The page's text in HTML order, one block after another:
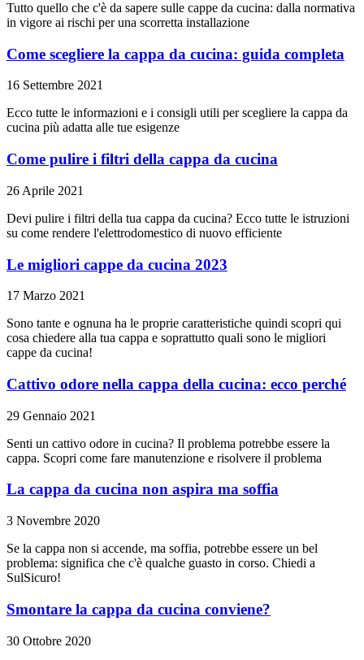
Tutto quello che c'è da sapere sulle cappe da cucina: dalla normativa
in vigore ai rischi per una scorretta installazione
Come scegliere la cappa da cucina: guida completa
16 Settembre 2021
Ecco tutte le informazioni e i consigli utili per scegliere la cappa da
cucina più adatta alle tue esigenze
Come pulire i filtri della cappa da cucina
26 Aprile 2021
Devi pulire i filtri della tua cappa da cucina? Ecco tutte le istruzioni
su come rendere l'elettrodomestico di nuovo efficiente
Le migliori cappe da cucina 2023
17 Marzo 2021
Sono tante e ognuna ha le proprie caratteristiche quindi scopri qui
cosa chiedere alla tua cappa e soprattutto quali sono le migliori
cappe da cucina!
Cattivo odore nella cappa della cucina: ecco perché
29 Gennaio 2021
Senti un cattivo odore in cucina? Il problema potrebbe essere la
cappa. Scopri come fare manutenzione e risolvere il problema
La cappa da cucina non aspira ma soffia
3 Novembre 2020
Se la cappa non si accende, ma soffia, potrebbe essere un bel
problema: significa che c'è qualche guasto in corso. Chiedi a
SulSicuro!
Smontare la cappa da cucina conviene?
30 Ottobre 2020